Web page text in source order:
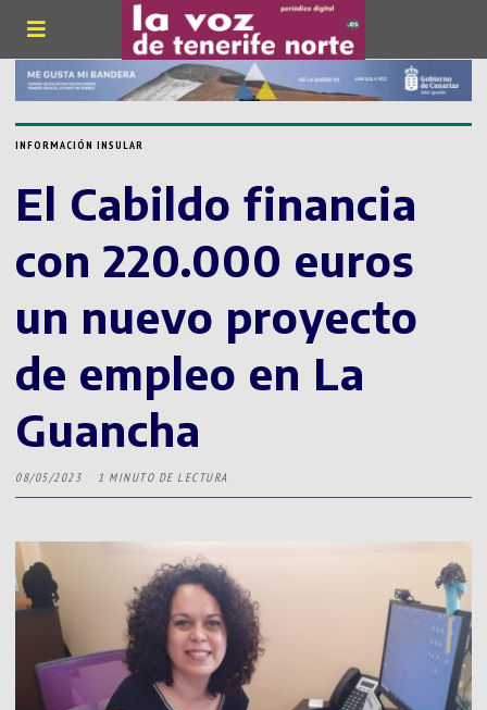
INFORMACIÓN INSULAR
El Cabildo financia
con 220.000 euros
un nuevo proyecto
de empleo en La
Guancha
08/05/2023 1 MINUTO DE LECTURA